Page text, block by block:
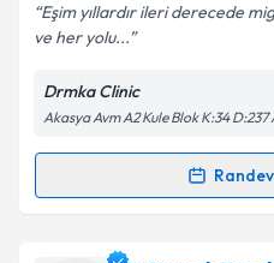
Kişisel verilerimin
Metni'ni okudum ve
kapsamda
Eşim yıllardır ileri derecede
ve her yolu...
Drmka Clinic
Akasya Avm A2 Kule Blok K:34 D:237
Randevu Takvimi